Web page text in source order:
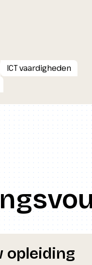
ICT vaardigheden
opleiding